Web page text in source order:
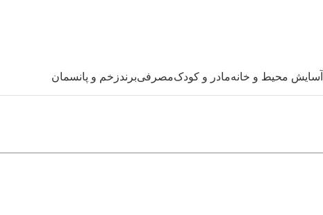
آسایش محیط و خانهمادر و کودکمصرفیبرندزخم و پانسمان